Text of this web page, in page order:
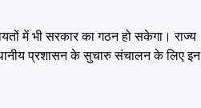
में भी सरकार का गठन हो सकेगा। राज्य
प्रशासन के सुचारु संचालन के लिए इन